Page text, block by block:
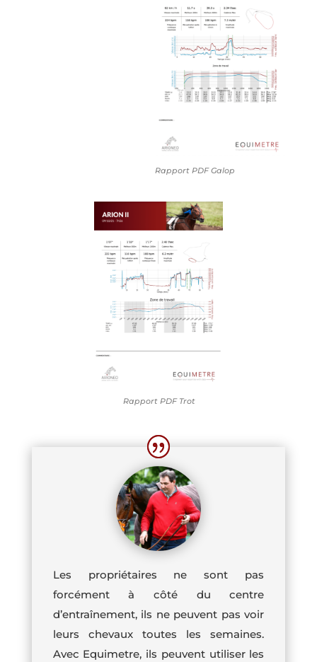
Rapport PDF Galop
Rapport PDF Trot
Les propriétaires ne sont pas
forcément à côté du centre
d’entraînement, ils ne peuvent pas voir
leurs chevaux toutes les semaines.
Avec Equimetre, ils peuvent utiliser les